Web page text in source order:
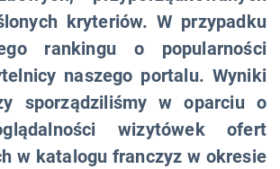
kryteriów. W przypadku
rankingu o popularności
naszego portalu. Wyniki
sporządziliśmy w oparciu o
wizytówek ofert
w katalogu franczyz w okresie